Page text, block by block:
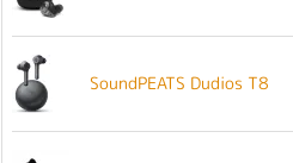
SoundPEATS Dudios T8